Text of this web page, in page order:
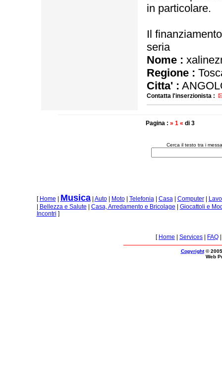
in particolare.
Il
seria
Nome :
Regione :
Citta' :
Contatta l'inserzionista :
Pagina : » 1 « di 3
Cerca il testo tra i
[ Home Musica| Auto| Moto| Telefonia| Casa| Computer|
Bellezza e Salute Casa, Arredamento e Bricolage
Giocattoli e
Incontri ]
[ Home Services FAQ
Copyright©
Web